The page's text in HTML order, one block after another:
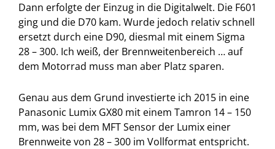
Dann erfolgte der Einzug in die Digitalwelt. Die F601
ging und die D70 kam. Wurde jedoch relativ schnell
ersetzt durch eine D90, diesmal mit einem Sigma
28 – 300. Ich weiß, der Brennweitenbereich … auf
dem Motorrad muss man aber Platz sparen.
Genau aus dem Grund investierte ich 2015 in eine
Panasonic Lumix GX80 mit einem Tamron 14 – 150
mm, was bei dem MFT Sensor der Lumix einer
Brennweite von 28 – 300 im Vollformat entspricht.